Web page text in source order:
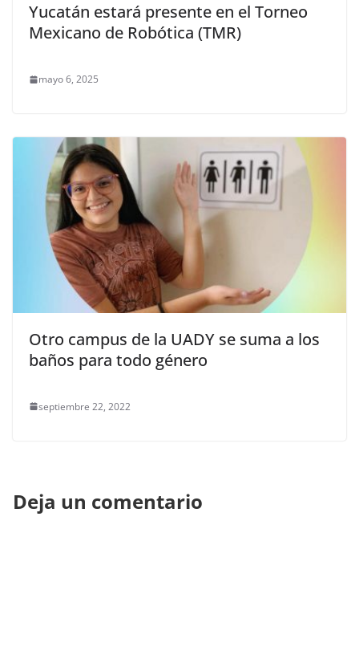
Yucatán estará presente en el Torneo
Mexicano de Robótica (TMR)
mayo 6, 2025
Otro campus de la UADY se suma a los
baños para todo género
septiembre 22, 2022
Deja un comentario